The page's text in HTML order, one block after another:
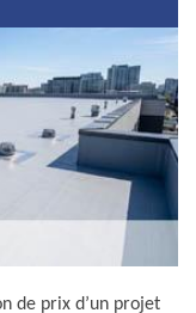
de prix d’un projet